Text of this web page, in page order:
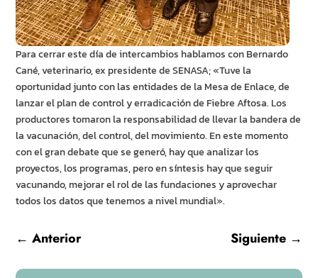
Para cerrar este día de intercambios hablamos con Bernardo
Cané, veterinario, ex presidente de SENASA; «Tuve la
oportunidad junto con las entidades de la Mesa de Enlace, de
lanzar el plan de control y erradicación de Fiebre Aftosa. Los
productores tomaron la responsabilidad de llevar la bandera de
la vacunación, del control, del movimiento. En este momento
con el gran debate que se generó, hay que analizar los
proyectos, los programas, pero en síntesis hay que seguir
vacunando, mejorar el rol de las fundaciones y aprovechar
todos los datos que tenemos a nivel mundial».
←Anterior Siguiente→